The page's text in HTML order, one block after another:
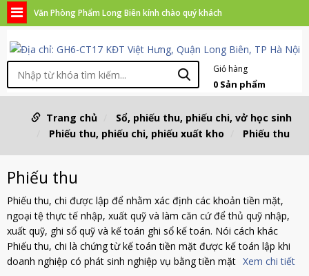
Văn Phòng Phẩm Long Biên kính chào quý khách
Giỏ hàng
0 Sản phẩm
Trang chủ
Sổ, phiếu thu, phiếu chi, vở học sinh
Phiếu thu, phiếu chi, phiếu xuất kho
Phiếu thu
Phiếu thu
Phiếu thu, chi được lập để nhằm xác định các khoản tiền mặt,
ngoại tệ thực tế nhập, xuất quỹ và làm căn cứ để thủ quỹ nhập,
xuất quỹ, ghi sổ quỹ và kế toán ghi sổ kế toán. Nói cách khác
Phiếu thu, chi là chứng từ kế toán tiền mặt được kế toán lập khi
doanh nghiệp có phát sinh nghiệp vụ bằng tiền mặt Xem chi tiết